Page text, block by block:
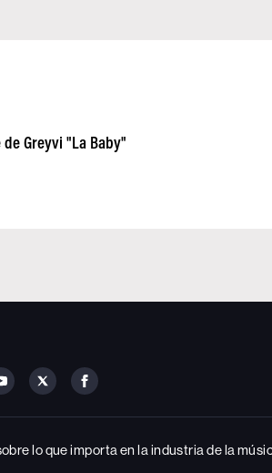
Greyvi "La Baby"
FOLLOW
ON
FOLLOW
ON
FOLLOW
ON
lo que importa en la industria de la